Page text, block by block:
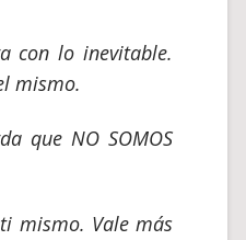
con lo inevitable.
mismo.
que NO SOMOS
mismo. Vale más